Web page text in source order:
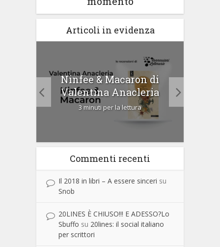
Articoli in evidenza
Ninfee & Macaron di
Valentina Anacleria
3 minuti per la lettura
Commenti recenti
Il 2018 in libri – A essere sinceri su
Snob
20LINES È CHIUSO!!! E ADESSO?Lo
Sbuffo su 20lines: il social italiano
per scrittori